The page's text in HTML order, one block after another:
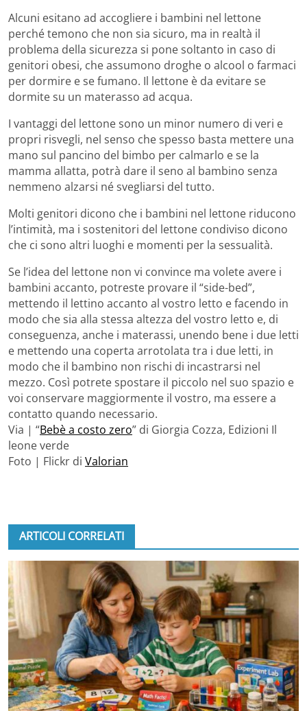
Alcuni esitano ad accogliere i bambini nel lettone
perché temono che non sia sicuro, ma in realtà il
problema della sicurezza si pone soltanto in caso di
genitori obesi, che assumono droghe o alcool o farmaci
per dormire e se fumano. Il lettone è da evitare se
dormite su un materasso ad acqua.
I vantaggi del lettone sono un minor numero di veri e
propri risvegli, nel senso che spesso basta mettere una
mano sul pancino del bimbo per calmarlo e se la
mamma allatta, potrà dare il seno al bambino senza
nemmeno alzarsi né svegliarsi del tutto.
Molti genitori dicono che i bambini nel lettone riducono
l’intimità, ma i sostenitori del lettone condiviso dicono
che ci sono altri luoghi e momenti per la sessualità.
Se l’idea del lettone non vi convince ma volete avere i
bambini accanto, potreste provare il “side-bed”,
mettendo il lettino accanto al vostro letto e facendo in
modo che sia alla stessa altezza del vostro letto e, di
conseguenza, anche i materassi, unendo bene i due letti
e mettendo una coperta arrotolata tra i due letti, in
modo che il bambino non rischi di incastrarsi nel
mezzo. Così potrete spostare il piccolo nel suo spazio e
voi conservare maggiormente il vostro, ma essere a
contatto quando necessario.
Via | “Bebè a costo zero” di Giorgia Cozza, Edizioni Il
leone verde
Foto | Flickr di Valorian
ARTICOLI CORRELATI